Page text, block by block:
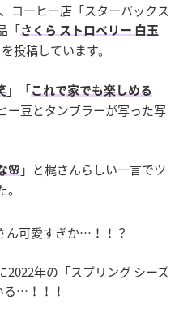
コーヒー店「スターバックス
「さくら ストロベリー 白玉
投稿しています。
」「これで家でも楽しめる
ー豆とタンブラーが写った写
🌸 」と梶さんらしい一言でツ
ん可愛すぎか…！！？
2022年の「スプリング シーズ
る…！！！